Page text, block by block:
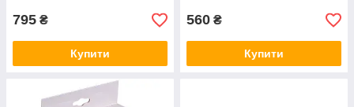
795 ₴
Купити
560 ₴
Купити